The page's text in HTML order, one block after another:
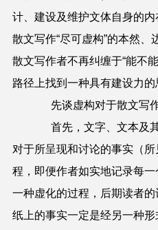
计、建设及维护文体自身的
散文写作“尽可虚构”的本然
散文写作者不再纠缠于“能不
路径上找到一种具有建设力的
先谈虚构对于散文写作
首先，文字、文本及
对于所呈现和讨论的事实（
程，即便作者如实地记录每
一种虚化的过程，后期读者
纸上的事实一定是经另一种